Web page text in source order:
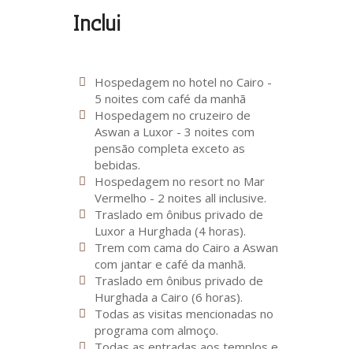
Inclui
Hospedagem no hotel no Cairo -
5 noites com café da manhã
Hospedagem no cruzeiro de
Aswan a Luxor - 3 noites com
pensão completa exceto as
bebidas.
Hospedagem no resort no Mar
Vermelho - 2 noites all inclusive.
Traslado em ônibus privado de
Luxor a Hurghada (4 horas).
Trem com cama do Cairo a Aswan
com jantar e café da manhã.
Traslado em ônibus privado de
Hurghada a Cairo (6 horas).
Todas as visitas mencionadas no
programa com almoço.